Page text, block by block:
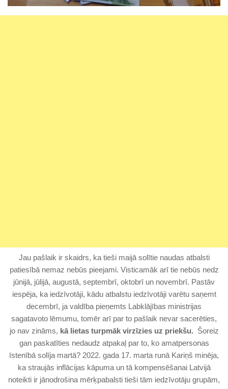
Jau pašlaik ir skaidrs, ka tieši maijā solītie naudas atbalsti
patiesībā nemaz nebūs pieejami. Visticamāk arī tie nebūs nedz
jūnijā, jūlijā, augustā, septembrī, oktobrī un novembrī. Pastāv
iespēja, ka iedzīvotāji, kādu atbalstu iedzīvotāji varētu saņemt
decembrī, ja valdība pieņemts Labklājības ministrijas
sagatavoto lēmumu, tomēr arī par to pašlaik nevar sacerēties,
jo nav zināms, kā lietas turpmāk virzīzies uz priekšu. Šoreiz
gan paskatīties nedaudz atpakaļ par to, ko amatpersonas
īstenībā solīja martā? 2022. gada 17. marta runā Kariņš minēja,
ka straujās inflācijas kāpuma un tā kompensēšanai Latvijā
noteikti ir jānodrošina mērķpabalsti tieši tām iedzīvotāju grupām,